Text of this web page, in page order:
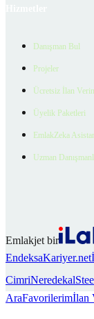
Danışman Bul
Projeler
Ücretsiz İlan Verin
Üyelik Paketleri
EmlakZeka
Uzman
Emlakjet bir
EndeksaKariyer.net
CimriNeredekal
AraFavorilerimİlan